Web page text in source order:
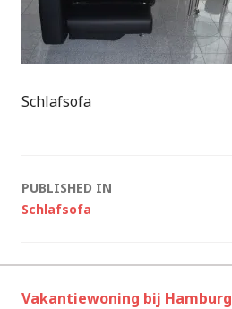
Schlafsofa
Post
PUBLISHED IN
Schlafsofa
Vakantiewoning bij Hamburg